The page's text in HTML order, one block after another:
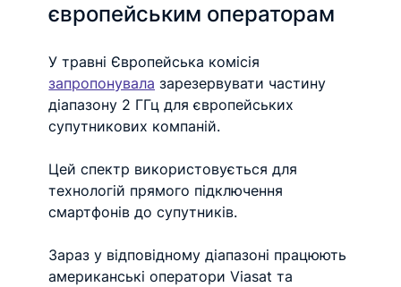
європейським операторам
У травні Європейська комісія
запропонувала зарезервувати частину
діапазону 2 ГГц для європейських
супутникових компаній.
Цей спектр використовується для
технологій прямого підключення
смартфонів до супутників.
Зараз у відповідному діапазоні працюють
американські оператори Viasat та